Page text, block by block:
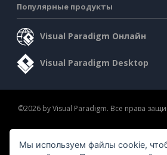
Популярные продукты
Visual Paradigm Онлайн
Visual Paradigm Desktop
©2026 by Visual Paradigm. Все права
Политика конфиденциальности
Мы используем файлы cookie,